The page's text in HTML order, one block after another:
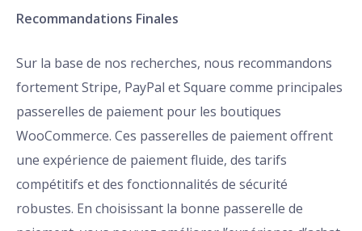
Recommandations Finales
Sur la base de nos recherches, nous recommandons
fortement Stripe, PayPal et Square comme principales
passerelles de paiement pour les boutiques
WooCommerce. Ces passerelles de paiement offrent
une expérience de paiement fluide, des tarifs
compétitifs et des fonctionnalités de sécurité
robustes. En choisissant la bonne passerelle de